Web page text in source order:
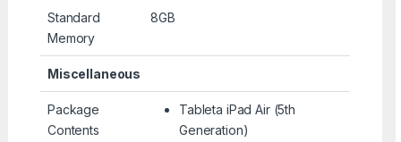
Standard
Memory
8GB
Miscellaneous
Package
Contents
Tableta iPad Air (5th
Generation)